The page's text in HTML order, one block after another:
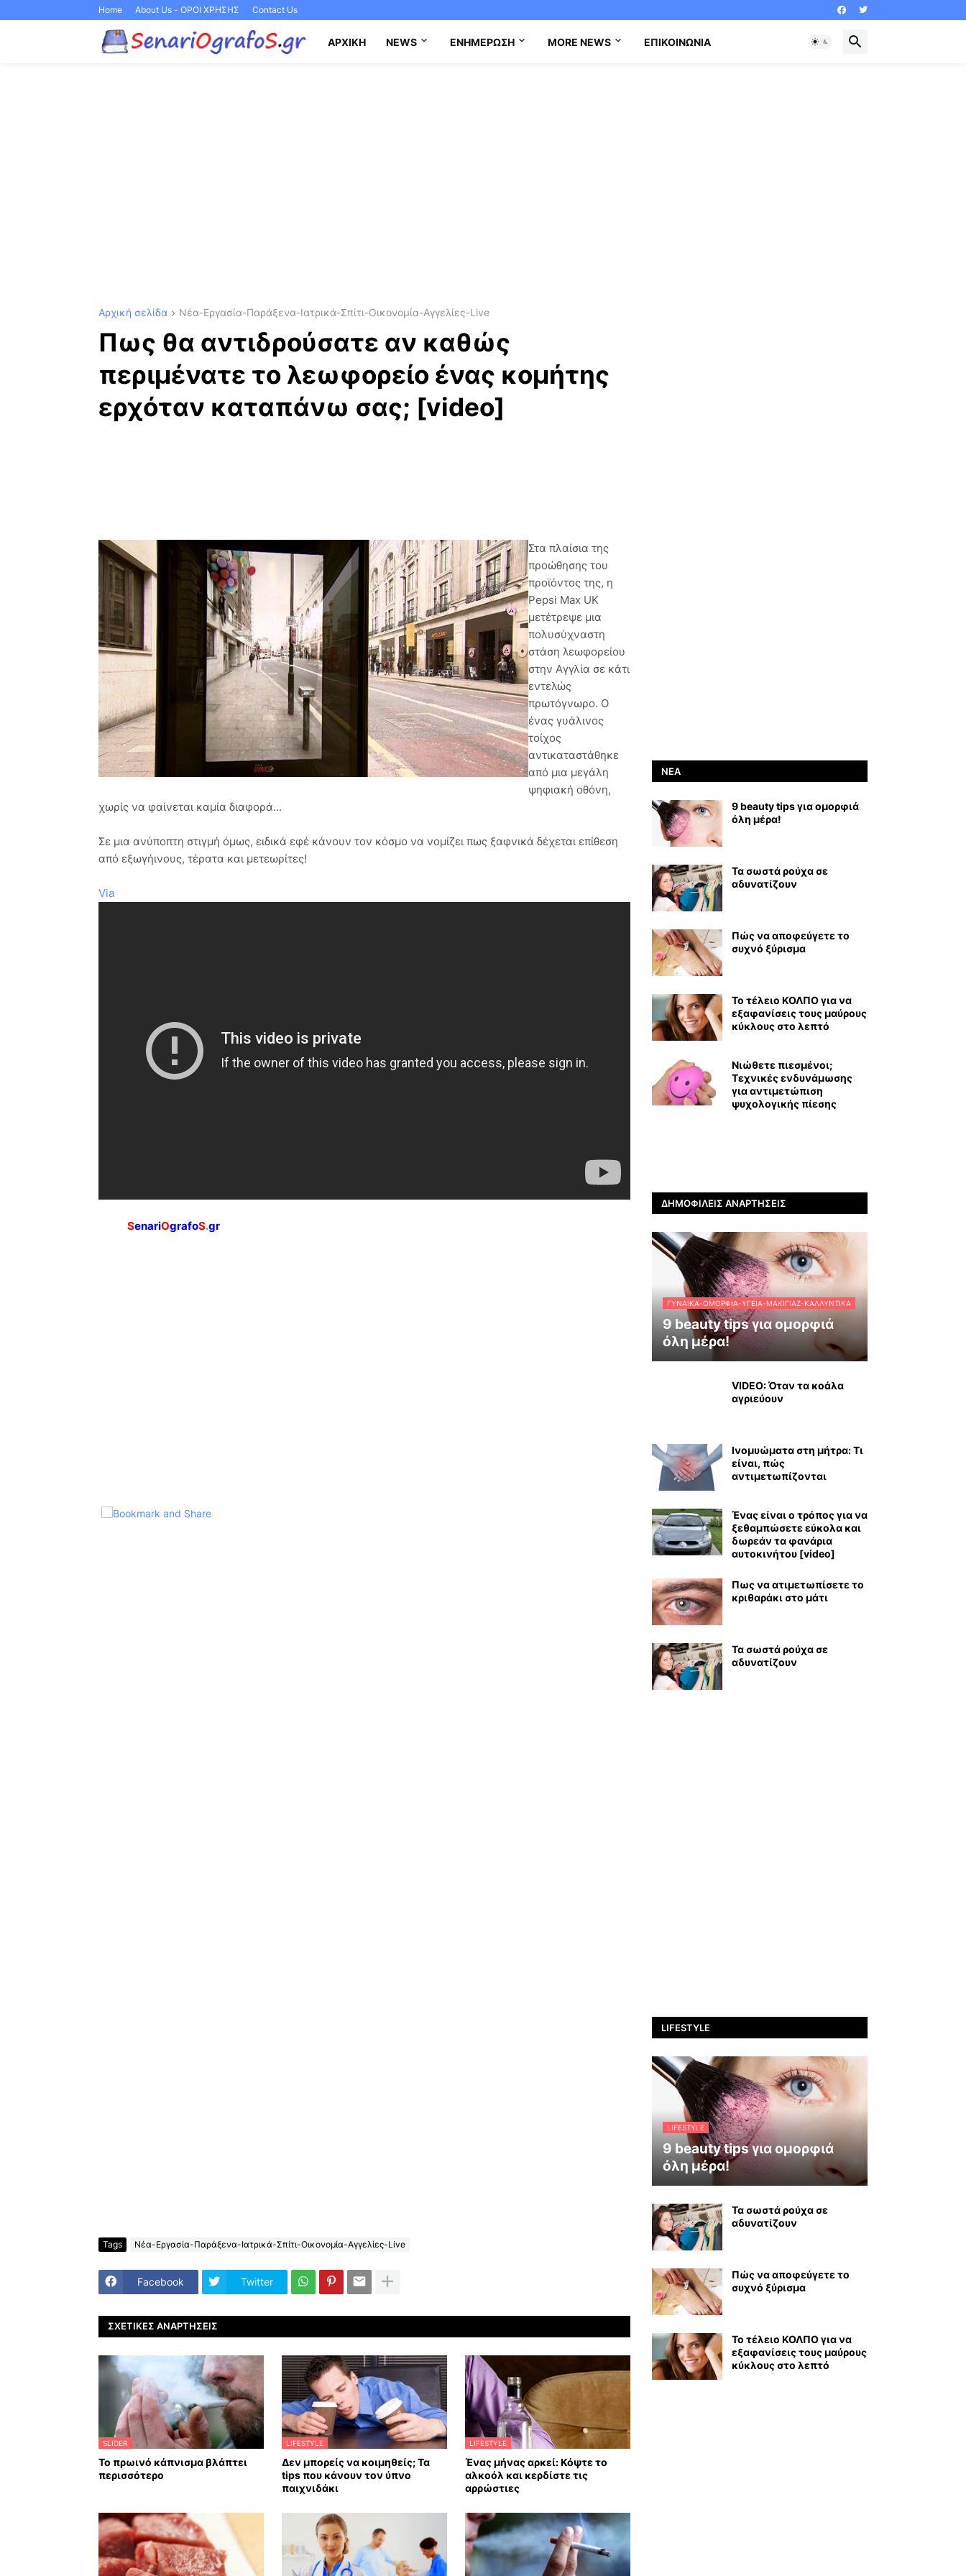
Home About Us - ΟΡΟΙ ΧΡΗΣΗΣ Contact Us
ΑΡΧΙΚΉ NEWS ΕΝΗΜΈΡΩΣΗ MORE NEWS ΕΠΙΚΟΙΝΩΝΊΑ
Αρχική σελίδα Νέα-Εργασία-Παράξενα-Ιατρικά-Σπίτι-Οικονομία-Αγγελίες-Live
Πως θα αντιδρούσατε αν καθώς
περιμένατε το λεωφορείο ένας κομήτης
ερχόταν καταπάνω σας; [video]
Στα πλαίσια της
προώθησης του
προϊόντος της, η
Pepsi Max UK
μετέτρεψε μια
πολυσύχναστη
στάση λεωφορείου
στην Αγγλία σε κάτι
εντελώς
πρωτόγνωρο. Ο
ένας γυάλινος
τοίχος
αντικαταστάθηκε
από μια μεγάλη
ψηφιακή οθόνη,
χωρίς να φαίνεται καμία διαφορά...
Σε μια ανύποπτη στιγμή όμως, ειδικά εφέ κάνουν τον κόσμο να νομίζει πως ξαφνικά δέχεται επίθεση
από εξωγήινους, τέρατα και μετεωρίτες!
Via
SenariOgrafoS.gr
Tags Νέα-Εργασία-Παράξενα-Ιατρικά-Σπίτι-Οικονομία-Αγγελίες-Live
Facebook Twitter
ΣΧΕΤΙΚΈΣ ΑΝΑΡΤΉΣΕΙΣ
SLIDER
Το πρωινό κάπνισμα βλάπτει
περισσότερο
LIFESTYLE
Δεν μπορείς να κοιμηθείς; Τα
tips που κάνουν τον ύπνο
παιχνιδάκι
LIFESTYLE
Ένας μήνας αρκεί: Κόψτε το
αλκοόλ και κερδίστε τις
αρρώστιες
ΝΈΑ
9 beauty tips για ομορφιά
όλη μέρα!
Τα σωστά ρούχα σε
αδυνατίζουν
Πώς να αποφεύγετε το
συχνό ξύρισμα
Το τέλειο ΚΟΛΠΟ για να
εξαφανίσεις τους μαύρους
κύκλους στο λεπτό
Νιώθετε πιεσμένοι;
Τεχνικές ενδυνάμωσης
για αντιμετώπιση
ψυχολογικής πίεσης
ΔΗΜΟΦΙΛΕΊΣ ΑΝΑΡΤΉΣΕΙΣ
ΓΥΝΑΊΚΑ-ΟΜΟΡΦΙΆ-ΥΓΕΊΑ-ΜΑΚΙΓΙΆΖ-ΚΑΛΛΥΝΤΙΚΆ
9 beauty tips για ομορφιά
όλη μέρα!
VIDEO: Όταν τα κοάλα
αγριεύουν
Ινομυώματα στη μήτρα: Τι
είναι, πώς
αντιμετωπίζονται
Ένας είναι ο τρόπος για να
ξεθαμπώσετε εύκολα και
δωρεάν τα φανάρια
αυτοκινήτου [video]
Πως να ατιμετωπίσετε το
κριθαράκι στο μάτι
Τα σωστά ρούχα σε
αδυνατίζουν
LIFESTYLE
LIFESTYLE
9 beauty tips για ομορφιά
όλη μέρα!
Τα σωστά ρούχα σε
αδυνατίζουν
Πώς να αποφεύγετε το
συχνό ξύρισμα
Το τέλειο ΚΟΛΠΟ για να
εξαφανίσεις τους μαύρους
κύκλους στο λεπτό